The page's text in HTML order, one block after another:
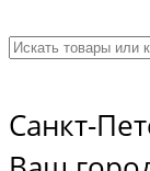
Санкт-